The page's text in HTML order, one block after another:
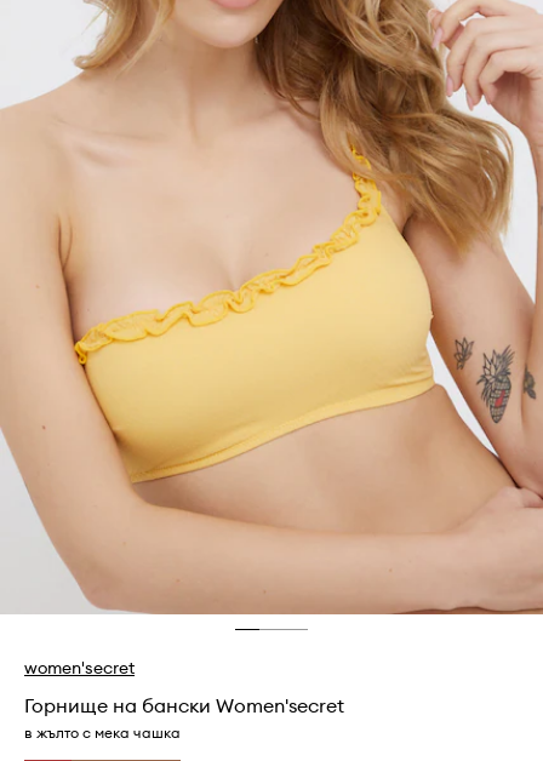
women'secret
Горнище на бански Women'secret
в жълто с мека чашка